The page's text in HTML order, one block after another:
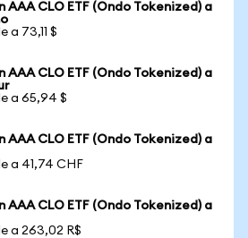
AAA CLO ETF (Ondo Tokenized) a
a 73,11 $
AAA CLO ETF (Ondo Tokenized) a
a 65,94 $
AAA CLO ETF (Ondo Tokenized) a
a 41,74 CHF
AAA CLO ETF (Ondo Tokenized) a
a 263,02 R$